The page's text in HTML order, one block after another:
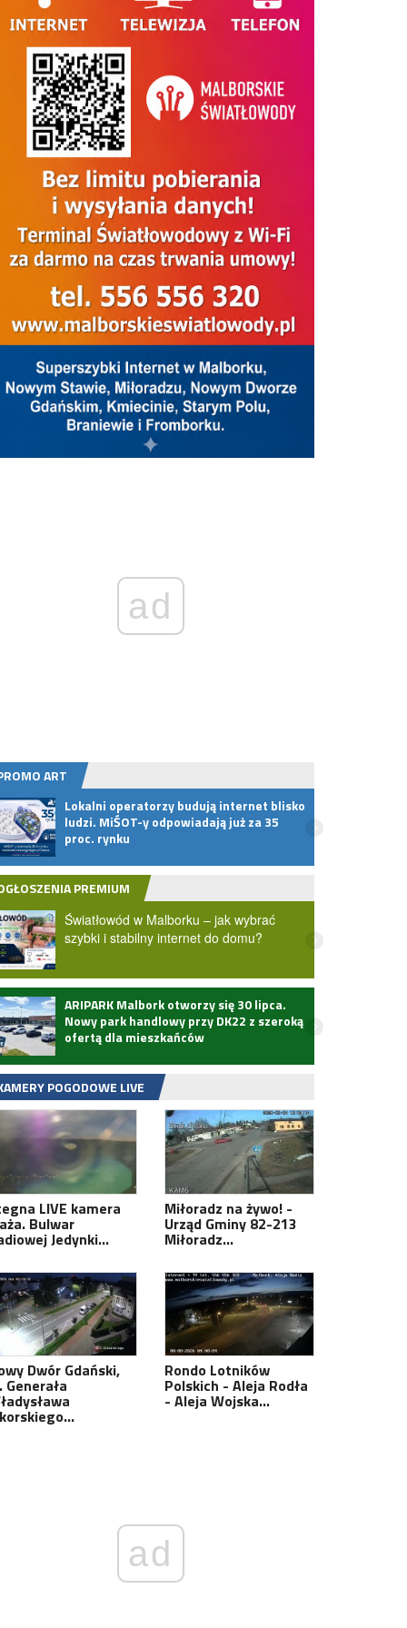
ad
ART
Lokalni operatorzy budują internet blisko
ludzi. MiŚOT-y odpowiadają już za 35
proc. rynku
PREMIUM
Światłowód w Malborku – jak wybrać
szybki i stabilny internet do domu?
ARIPARK Malbork otworzy się 30 lipca.
Nowy park handlowy przy DK22 z szeroką
ofertą dla mieszkańców
POGODOWE LIVE
LIVE kamera
Bulwar
Jedynki…
Miłoradz na żywo! -
Urząd Gminy 82-213
Miłoradz…
Dwór Gdański,
Generała
Rondo Lotników
Polskich - Aleja Rodła
- Aleja Wojska…
ad